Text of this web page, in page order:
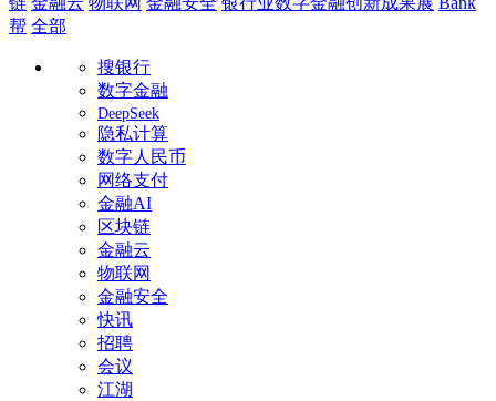
帮 全部
搜银行
数字金融
DeepSeek
隐私计算
数字人民币
网络支付
金融AI
区块链
金融云
物联网
金融安全
快讯
招聘
会议
江湖